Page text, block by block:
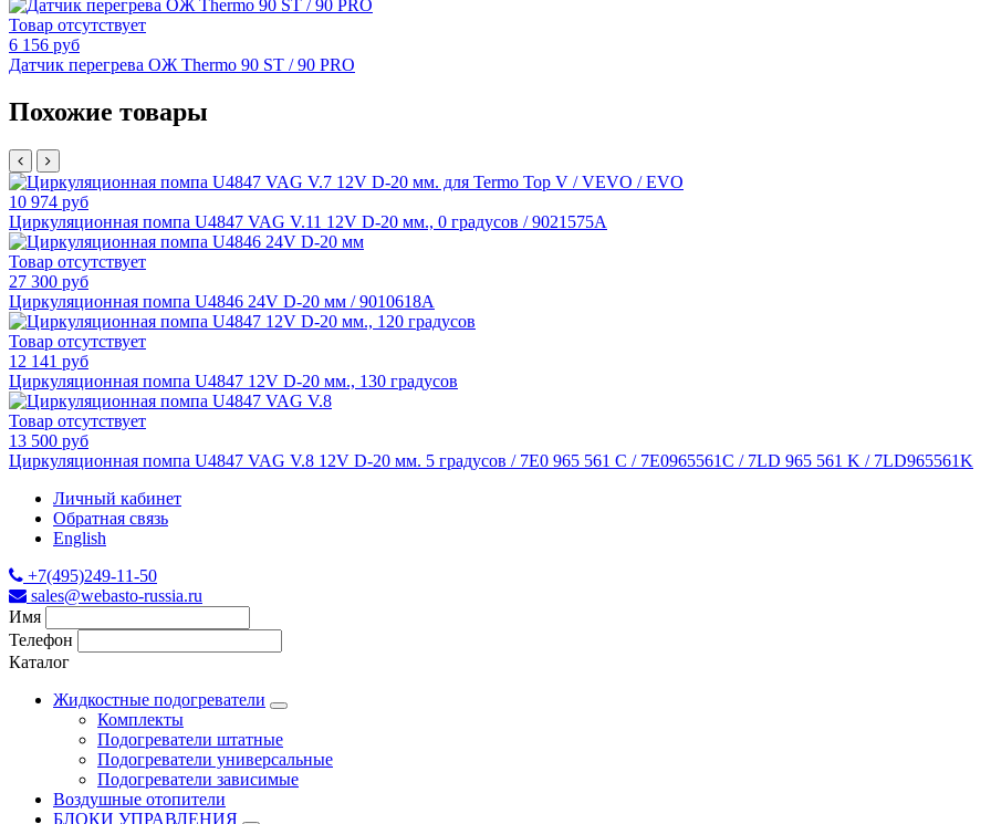
Товар отсутствует
6 156 руб
Датчик перегрева ОЖ Thermo 90 ST / 90 PRO
Похожие товары
10 974 руб
Циркуляционная помпа U4847 VAG V.11 12V D-20 мм., 0 градусов / 9021575A
Товар отсутствует
27 300 руб
Циркуляционная помпа U4846 24V D-20 мм / 9010618A
Товар отсутствует
12 141 руб
Циркуляционная помпа U4847 12V D-20 мм., 130 градусов
Товар отсутствует
13 500 руб
Циркуляционная помпа U4847 VAG V.8 12V D-20 мм. 5 градусов / 7E0 965 561 C / 7E0965561C / 7LD 965 561 K / 7LD965561K
Личный кабинет
Обратная связь
English
+7(495)249-11-50
sales@webasto-russia.ru
Имя
Телефон
Каталог
Жидкостные подогреватели
Комплекты
Подогреватели штатные
Подогреватели универсальные
Подогреватели зависимые
Воздушные отопители
БЛОКИ УПРАВЛЕНИЯ